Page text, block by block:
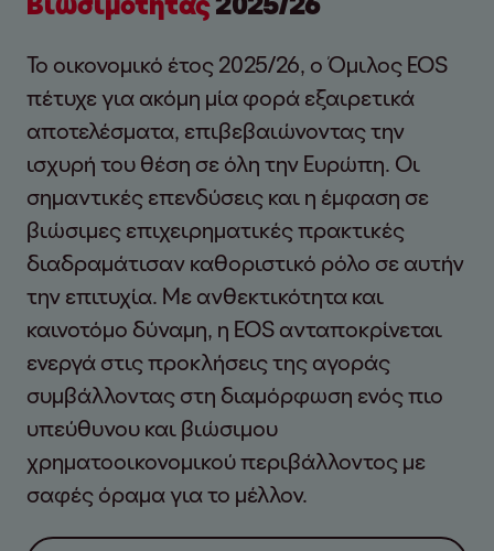
Το οικονομικό έτος 2025/26, ο Όμιλος EOS
πέτυχε για ακόμη μία φορά εξαιρετικά
αποτελέσματα, επιβεβαιώνοντας την
ισχυρή του θέση σε όλη την Ευρώπη. Οι
σημαντικές επενδύσεις και η έμφαση σε
βιώσιμες επιχειρηματικές πρακτικές
διαδραμάτισαν καθοριστικό ρόλο σε αυτήν
την επιτυχία. Με ανθεκτικότητα και
καινοτόμο δύναμη, η EOS ανταποκρίνεται
ενεργά στις προκλήσεις της αγοράς
συμβάλλοντας στη διαμόρφωση ενός πιο
υπεύθυνου και βιώσιμου
χρηματοοικονομικού περιβάλλοντος με
σαφές όραμα για το μέλλον.